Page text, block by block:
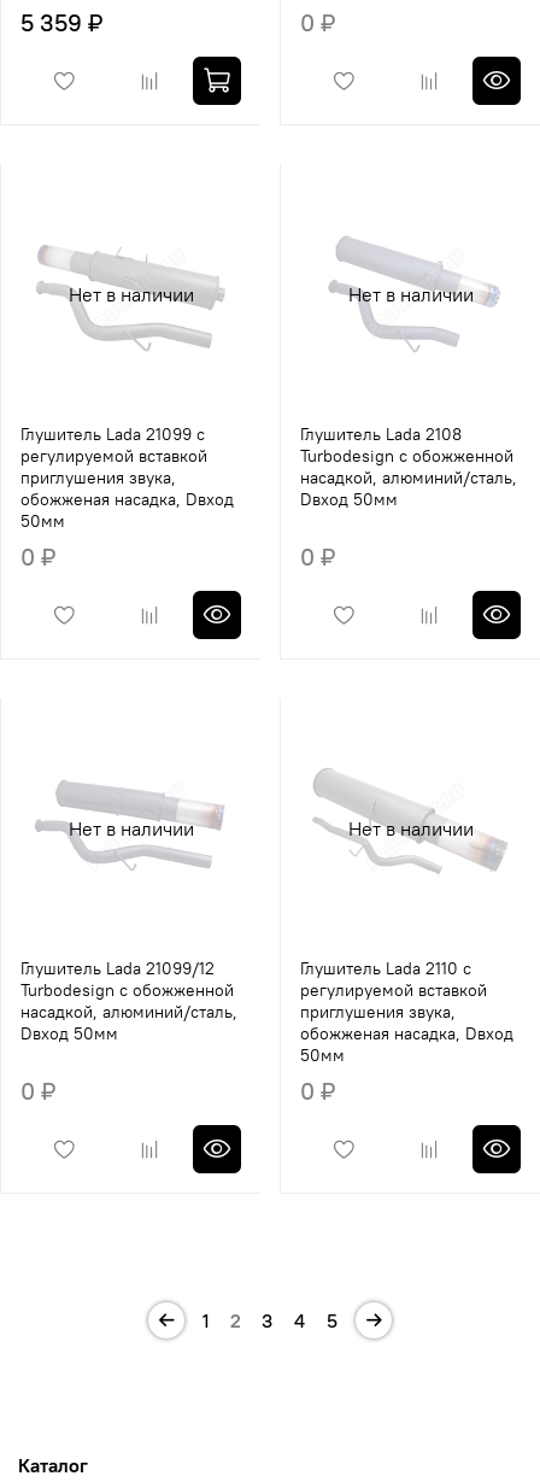
5 359 ₽ 0 ₽
Нет в наличии
Глушитель Lada 21099 с
регулируемой вставкой
приглушения звука,
обожженая насадка, Dвход
50мм
0 ₽
Нет в наличии
Глушитель Lada 2108
Turbodesign с обожженной
насадкой, алюминий/сталь,
Dвход 50мм
0 ₽
Нет в наличии
Глушитель Lada 21099/12
Turbodesign с обожженной
насадкой, алюминий/сталь,
Dвход 50мм
0 ₽
Нет в наличии
Глушитель Lada 2110 с
регулируемой вставкой
приглушения звука,
обожженая насадка, Dвход
50мм
0 ₽
1 2 3 4 5
Каталог